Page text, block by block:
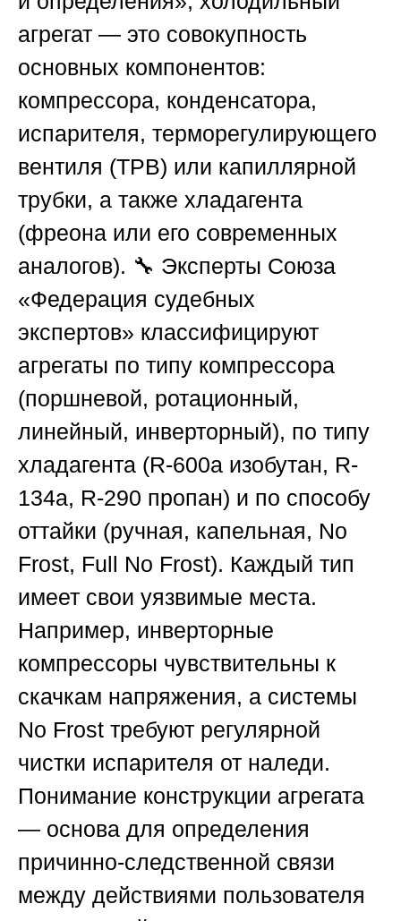
агрегат — это совокупность
основных компонентов:
компрессора, конденсатора,
испарителя, терморегулирующего
вентиля (ТРВ) или капиллярной
трубки, а также хладагента
(фреона или его современных
аналогов). 🔧 Эксперты Союза
«Федерация судебных
экспертов» классифицируют
агрегаты по типу компрессора
(поршневой, ротационный,
линейный, инверторный), по типу
хладагента (R-600a изобутан, R-
134a, R-290 пропан) и по способу
оттайки (ручная, капельная, No
Frost, Full No Frost). Каждый тип
имеет свои уязвимые места.
Например, инверторные
компрессоры чувствительны к
скачкам напряжения, а системы
No Frost требуют регулярной
чистки испарителя от наледи.
Понимание конструкции агрегата
— основа для определения
причинно-следственной связи
между действиями пользователя